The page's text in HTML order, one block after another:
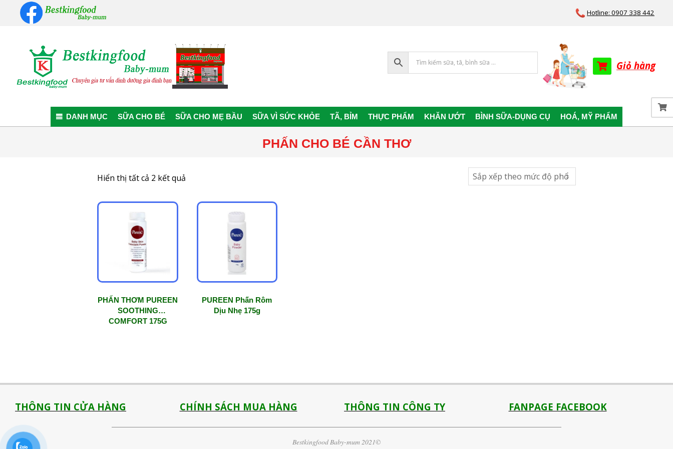
Hotline: 0907 338 442
Baby-
mum
Giỏ hàng
Primary
Navigation
Menu
DANH MỤC SỮA CHO BÉ SỮA CHO MẸ BẦU SỮA VÌ SỨC KHỎE TÃ, BỈM THỰC PHẨM KHĂN ƯỚT BÌNH SỮA-DỤNG CỤ HOÁ, MỸ PHẨM
PHẤN CHO BÉ CẦN THƠ
Hiển thị tất cả 2 kết quả
xếp
PHẤN THƠM PUREEN
SOOTHING
COMFORT 175G
PUREEN Phấn Rôm
Dịu Nhẹ 175g
THÔNG TIN CỬA HÀNG CHÍNH SÁCH MUA HÀNG THÔNG TIN CÔNG TY FANPAGE FACEBOOK
Bestkingfood Baby-mum 2021©